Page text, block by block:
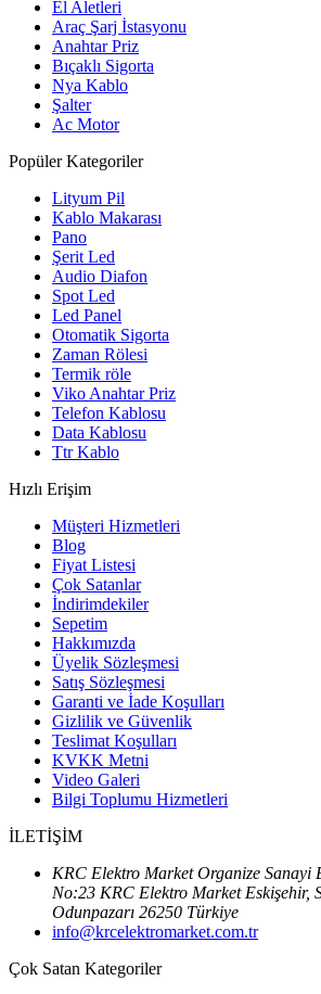
El Aletleri
Araç Şarj İstasyonu
Anahtar Priz
Bıçaklı Sigorta
Nya Kablo
Şalter
Ac Motor
Popüler Kategoriler
Lityum Pil
Kablo Makarası
Pano
Şerit Led
Audio Diafon
Spot Led
Led Panel
Otomatik Sigorta
Zaman Rölesi
Termik röle
Viko Anahtar Priz
Telefon Kablosu
Data Kablosu
Ttr Kablo
Hızlı Erişim
Müşteri Hizmetleri
Blog
Fiyat Listesi
Çok Satanlar
İndirimdekiler
Sepetim
Hakkımızda
Üyelik Sözleşmesi
Satış Sözleşmesi
Garanti ve İade Koşulları
Gizlilik ve Güvenlik
Teslimat Koşulları
KVKK Metni
Video Galeri
Bilgi Toplumu Hizmetleri
İLETİŞİM
KRC Elektro Market Organize Sanayi
No:23 KRC Elektro Market Eskişehir,
Odunpazarı 26250 Türkiye
info@krcelektromarket.com.tr
Çok Satan Kategoriler